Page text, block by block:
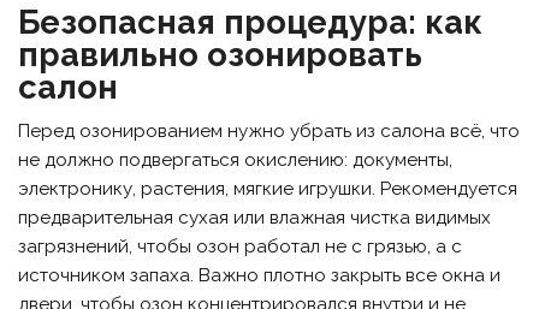
Безопасная процедура: как
правильно озонировать
салон
Перед озонированием нужно убрать из салона всё, что
не должно подвергаться окислению: документы,
электронику, растения, мягкие игрушки. Рекомендуется
предварительная сухая или влажная чистка видимых
загрязнений, чтобы озон работал не с грязью, а с
источником запаха. Важно плотно закрыть все окна и
двери, чтобы озон концентрировался внутри и не